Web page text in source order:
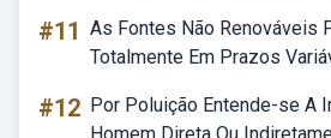
#11 As Fontes Não Renováveis
Totalmente Em Prazos
#12 Por Poluição Entende-se A